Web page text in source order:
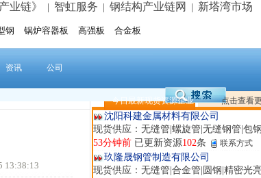
业链》 智虹服务 钢结构产业链网 新塔湾市场
钢 锅炉容器板 高强板 合金板
资讯 公司
今日最新现货资源企业 点击查看
舞钢市恒沃钢铁贸易有限公司
现货供应：耐磨板| 优碳板|低合金板|风
现货供应：
26分钟前已更新资源958条 联系方式
沈阳科建金属材料有限公司
现货供应：无缝管|螺旋管|无缝钢管|包
53分钟前已更新资源102条 联系方式
玖隆晟钢管制造有限公司
现货供应：无缝管|合金管|圆钢|精密光